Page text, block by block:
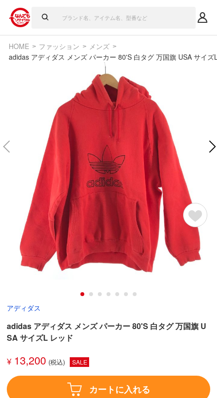
HOME ファッション
メンズ
adidas アディダス メンズ パーカー 80'S 白タグ 万国旗 USA サイズ
アディダス
adidas アディダス メンズ パーカー 80'S 白タグ 万国旗 U
SA サイズL レッド
¥ 13,200 SALE
カートに入れる